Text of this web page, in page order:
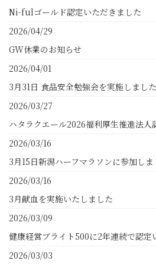
Ni-fulゴールド認定いただきました
2026/04/29
GW休業のお知らせ
2026/04/01
3月31日 食品安全勉強会を実施しました
2026/03/27
ハタラクエール2026福利厚生推進法人
2026/03/16
3月15日新潟ハーフマラソンに参加しま
2026/03/16
3月献血を実施いたしました
2026/03/09
健康経営ブライト500に2年連続で認定
2026/03/03